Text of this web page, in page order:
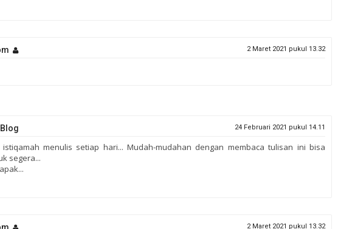
2 Maret 2021 pukul 13.32
24 Februari 2021 pukul 14.11
menulis setiap hari... Mudah-mudahan dengan membaca tulisan ini bisa
segera...
2 Maret 2021 pukul 13.32